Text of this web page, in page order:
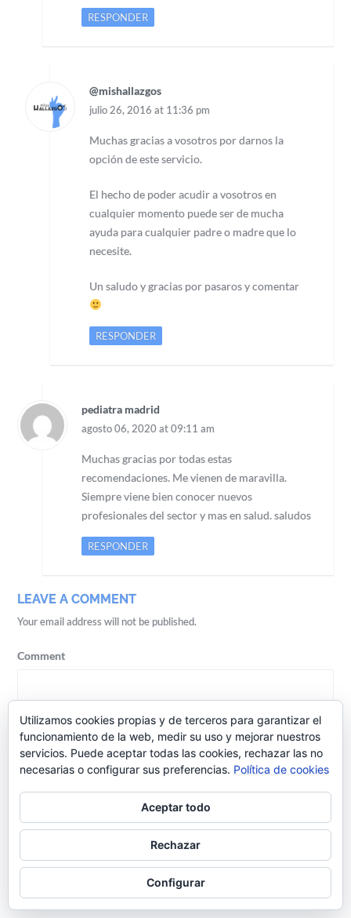
RESPONDER
@mishallazgos
julio 26, 2016 at 11:36 pm
Muchas gracias a vosotros por darnos la
opción de este servicio.
El hecho de poder acudir a vosotros en
cualquier momento puede ser de mucha
ayuda para cualquier padre o madre que lo
necesite.
Un saludo y gracias por pasaros y comentar
RESPONDER
pediatra madrid
agosto 06, 2020 at 09:11 am
Muchas gracias por todas estas
recomendaciones. Me vienen de maravilla.
Siempre viene bien conocer nuevos
profesionales del sector y mas en salud. saludos
RESPONDER
LEAVE A COMMENT
Your email address will not be published.
Comment
Email
Utilizamos cookies propias y de terceros para garantizar el
funcionamiento de la web, medir su uso y mejorar nuestros
servicios. Puede aceptar todas las cookies, rechazar las no
necesarias o configurar sus preferencias. Política de cookies
Aceptar todo
Rechazar
Configurar